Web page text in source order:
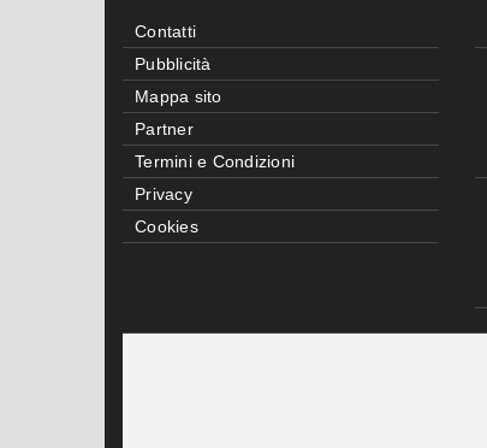
Contatti
Pubblicità
Mappa sito
Partner
Termini e Condizioni
Privacy
Cookies